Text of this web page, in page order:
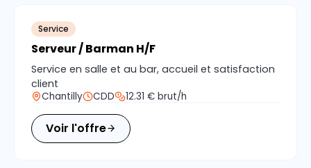
Service
Serveur / Barman H/F
Service en salle et au bar, accueil et satisfaction
client
Chantilly CDD 12.31 € brut/h
Voir l'offre